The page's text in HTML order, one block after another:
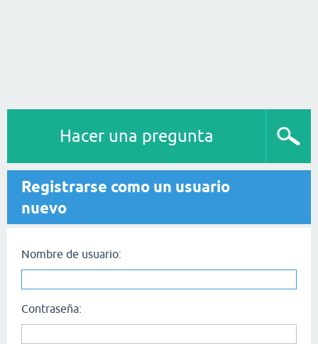
Hacer una pregunta
Registrarse como un usuario
nuevo
Nombre de usuario:
Contraseña: